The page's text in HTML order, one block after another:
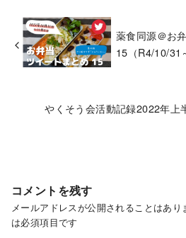
薬食同源＠お
15（R4/10/31
やくそう会活動記録2022年上
コメントを残す
メールアドレスが公開されることはあり
は必須項目です